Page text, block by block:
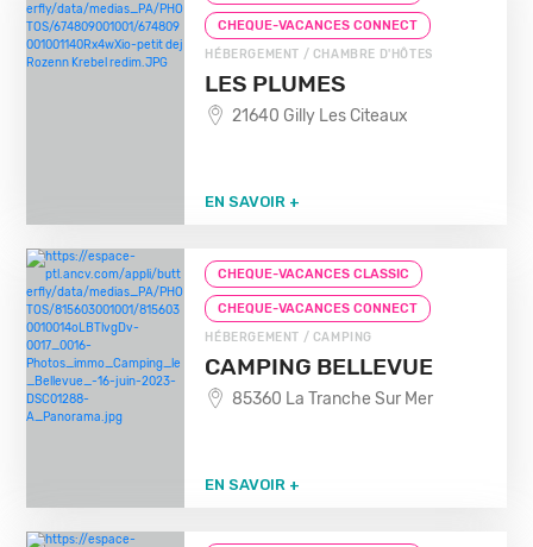
CHEQUE-VACANCES CONNECT
HÉBERGEMENT / CHAMBRE D'HÔTES
LES PLUMES
21640 Gilly Les Citeaux
EN SAVOIR +
CHEQUE-VACANCES CLASSIC
CHEQUE-VACANCES CONNECT
HÉBERGEMENT / CAMPING
CAMPING BELLEVUE
85360 La Tranche Sur Mer
EN SAVOIR +